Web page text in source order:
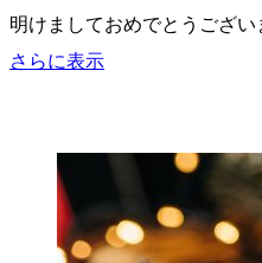
賀
編
２
明けましておめでとうござ
さらに表示🎍
賀
🎍